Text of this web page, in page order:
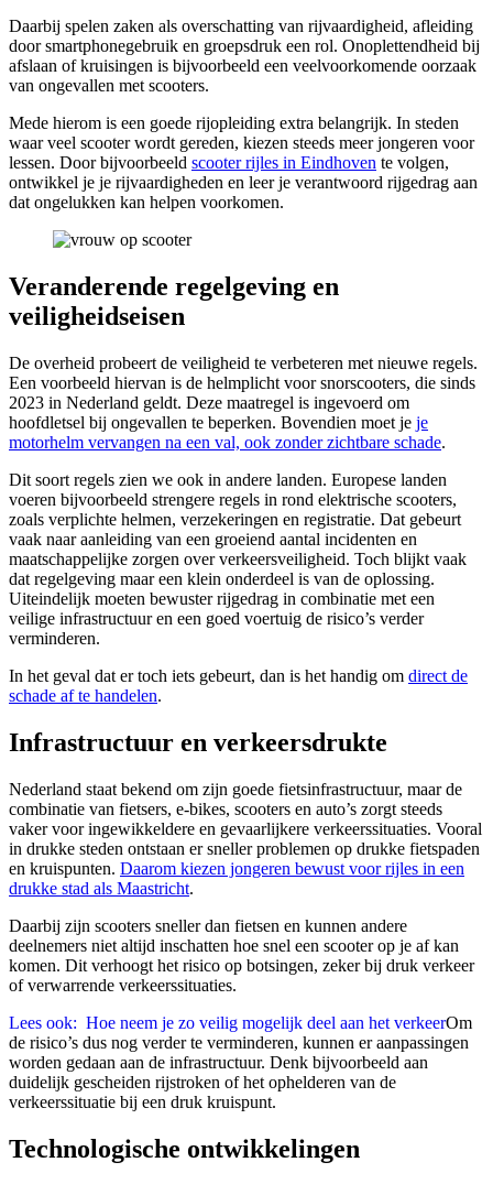
Daarbij spelen zaken als overschatting van rijvaardigheid, afleiding
door smartphonegebruik en groepsdruk een rol. Onoplettendheid bij
afslaan of kruisingen is bijvoorbeeld een veelvoorkomende oorzaak
van ongevallen met scooters.
Mede hierom is een goede rijopleiding extra belangrijk. In steden
waar veel scooter wordt gereden, kiezen steeds meer jongeren voor
lessen. Door bijvoorbeeld scooter rijles in Eindhoven te volgen,
ontwikkel je je rijvaardigheden en leer je verantwoord rijgedrag aan
dat ongelukken kan helpen voorkomen.
Veranderende regelgeving en
veiligheidseisen
De overheid probeert de veiligheid te verbeteren met nieuwe regels.
Een voorbeeld hiervan is de helmplicht voor snorscooters, die sinds
2023 in Nederland geldt. Deze maatregel is ingevoerd om
hoofdletsel bij ongevallen te beperken. Bovendien moet je je
motorhelm vervangen na een val, ook zonder zichtbare schade.
Dit soort regels zien we ook in andere landen. Europese landen
voeren bijvoorbeeld strengere regels in rond elektrische scooters,
zoals verplichte helmen, verzekeringen en registratie. Dat gebeurt
vaak naar aanleiding van een groeiend aantal incidenten en
maatschappelijke zorgen over verkeersveiligheid. Toch blijkt vaak
dat regelgeving maar een klein onderdeel is van de oplossing.
Uiteindelijk moeten bewuster rijgedrag in combinatie met een
veilige infrastructuur en een goed voertuig de risico’s verder
verminderen.
In het geval dat er toch iets gebeurt, dan is het handig om direct de
schade af te handelen.
Infrastructuur en verkeersdrukte
Nederland staat bekend om zijn goede fietsinfrastructuur, maar de
combinatie van fietsers, e-bikes, scooters en auto’s zorgt steeds
vaker voor ingewikkeldere en gevaarlijkere verkeerssituaties. Vooral
in drukke steden ontstaan er sneller problemen op drukke fietspaden
en kruispunten. Daarom kiezen jongeren bewust voor rijles in een
drukke stad als Maastricht.
Daarbij zijn scooters sneller dan fietsen en kunnen andere
deelnemers niet altijd inschatten hoe snel een scooter op je af kan
komen. Dit verhoogt het risico op botsingen, zeker bij druk verkeer
of verwarrende verkeerssituaties.
Lees ook: Hoe neem je zo veilig mogelijk deel aan het verkeerOm
de risico’s dus nog verder te verminderen, kunnen er aanpassingen
worden gedaan aan de infrastructuur. Denk bijvoorbeeld aan
duidelijk gescheiden rijstroken of het ophelderen van de
verkeerssituatie bij een druk kruispunt.
Technologische ontwikkelingen